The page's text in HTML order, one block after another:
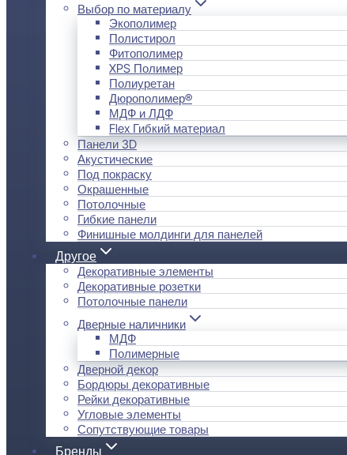
Выбор по материалу
Экополимер
Полистирол
Фитополимер
XPS Полимер
Полиуретан
Дюрополимер®
МДФ и ЛДФ
Flex Гибкий материал
Панели 3D
Акустические
Под покраску
Окрашенные
Потолочные
Гибкие панели
Финишные молдинги для панелей
Другое
Декоративные элементы
Декоративные розетки
Потолочные панели
Дверные наличники
МДФ
Полимерные
Дверной декор
Бордюры декоративные
Рейки декоративные
Угловые элементы
Сопутствующие товары
Бренды